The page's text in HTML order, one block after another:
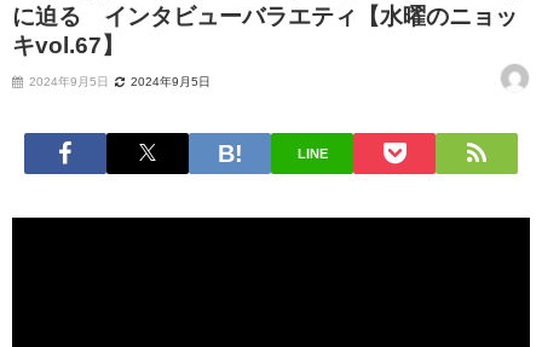
に迫る インタビューバラエティ【水曜のニョッ
キvol.67】
2024年9月5日 2024年9月5日
LINE